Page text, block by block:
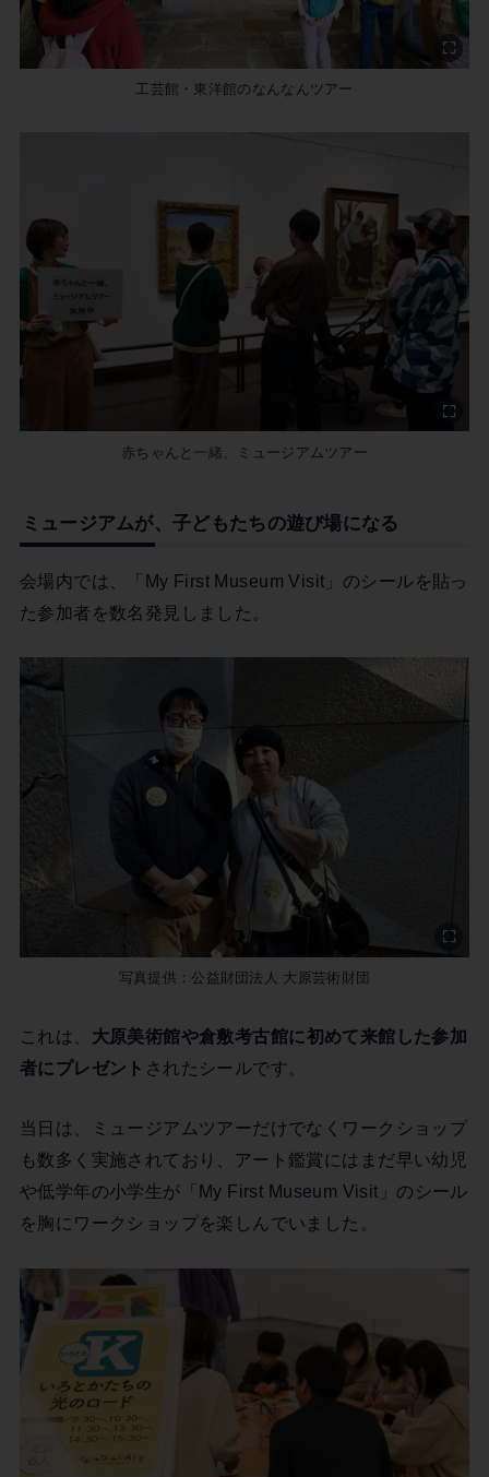
工芸館・東洋館のなんなんツアー
赤ちゃんと一緒、ミュージアムツアー
ミュージアムが、子どもたちの遊び場になる
会場内では、「My First Museum Visit」のシールを貼っ
た参加者を数名発見しました。
写真提供：公益財団法人 大原芸術財団
これは、 大原美術館や倉敷考古館に初めて来館した参加
者にプレゼント されたシールです。
当日は、ミュージアムツアーだけでなくワークショップ
も数多く実施されており、アート鑑賞にはまだ早い幼児
や低学年の小学生が「My First Museum Visit」のシール
を胸にワークショップを楽しんでいました。